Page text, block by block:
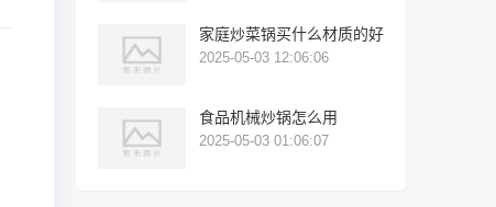
家庭炒菜锅买什么材质的好
2025-05-03 12:06:06
食品机械炒锅怎么用
2025-05-03 01:06:07